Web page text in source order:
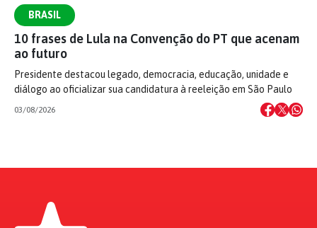
BRASIL
10 frases de Lula na Convenção do PT que acenam
ao futuro
Presidente destacou legado, democracia, educação, unidade e
diálogo ao oficializar sua candidatura à reeleição em São Paulo
03/08/2026